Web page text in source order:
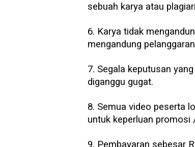
sebuah karya atau
6. Karya tidak
mengandung
7. Segala keputusan
diganggu gugat.
8. Semua video peserta
untuk keperluan
9. Pembayaran sebesar